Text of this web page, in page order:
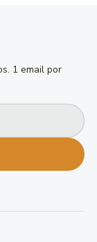
1 email por